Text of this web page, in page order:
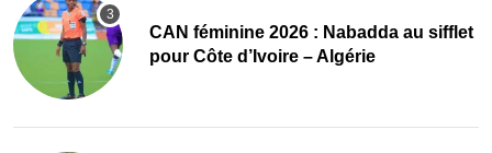
‎CAN féminine 2026 : Nabadda au sifflet
pour Côte d’Ivoire – Algérie